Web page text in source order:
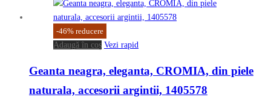
pot
fi
alese
în
produsului.
-46% reducere
Adaugă în coș Vezi rapid
Geanta neagra, eleganta, CROMIA, din piele
naturala, accesorii argintii, 1405578